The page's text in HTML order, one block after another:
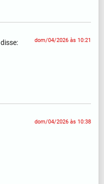
disse: dom/04/2026 às 10:21
dom/04/2026 às 10:38